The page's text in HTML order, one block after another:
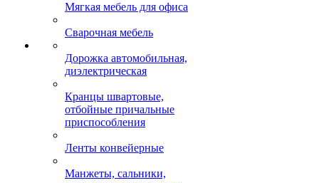
Мягкая мебель для офиса
Сварочная мебель
Дорожка автомобильная,
диэлектрическая
Кранцы швартовые,
отбойные причальные
приспособления
Ленты конвейерные
Манжеты, сальники,